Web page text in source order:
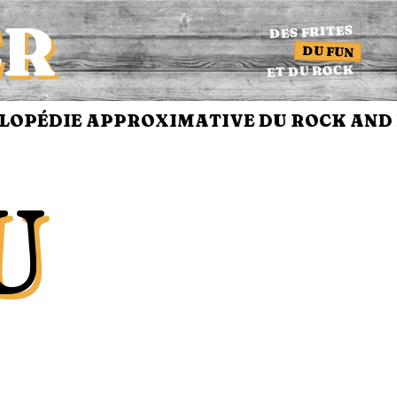
DES FRITES
DU FUN
ET DU ROCK
APPROXIMATIVE DU ROCK AND